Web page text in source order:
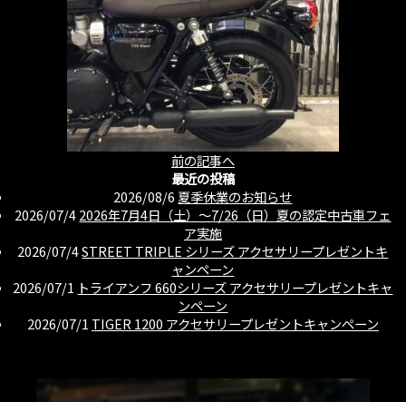
前の記事へ
最近の投稿
2026/08/6 夏季休業のお知らせ
2026/07/42026年7月4日（土）〜7/26（日）夏の認定中古車フェ
ア実施
2026/07/4STREET TRIPLE シリーズ アクセサリープレゼントキ
ャンペーン
2026/07/1 トライアンフ 660シリーズ アクセサリープレゼントキャ
ンペーン
2026/07/1 TIGER 1200 アクセサリープレゼントキャンペーン